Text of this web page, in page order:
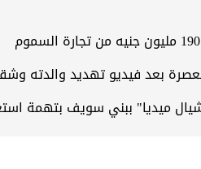
بعد فيديو تهديد والدته